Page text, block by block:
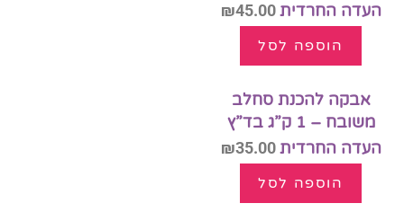
העדה החרדית
₪45.00
הוספה לסל
אבקה להכנת סחלב
משובח – 1 ק”ג בד”ץ
העדה החרדית
₪35.00
הוספה לסל